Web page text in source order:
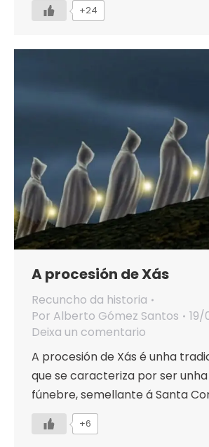
+24
A procesión de Xás
Recuncho da historia
Por Alberto Gómez Santos
Deixa un comentario
A procesión de Xás é unha
que se caracteriza por ser
fúnebre, semellante á Santa
+6